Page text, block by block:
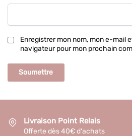
Enregistrer mon nom, mon e-mail
navigateur pour mon prochain
Livraison Point Relais
Offerte dès 40€ d'achats